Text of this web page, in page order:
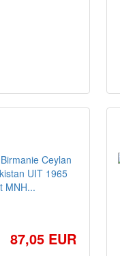
87,05 EUR